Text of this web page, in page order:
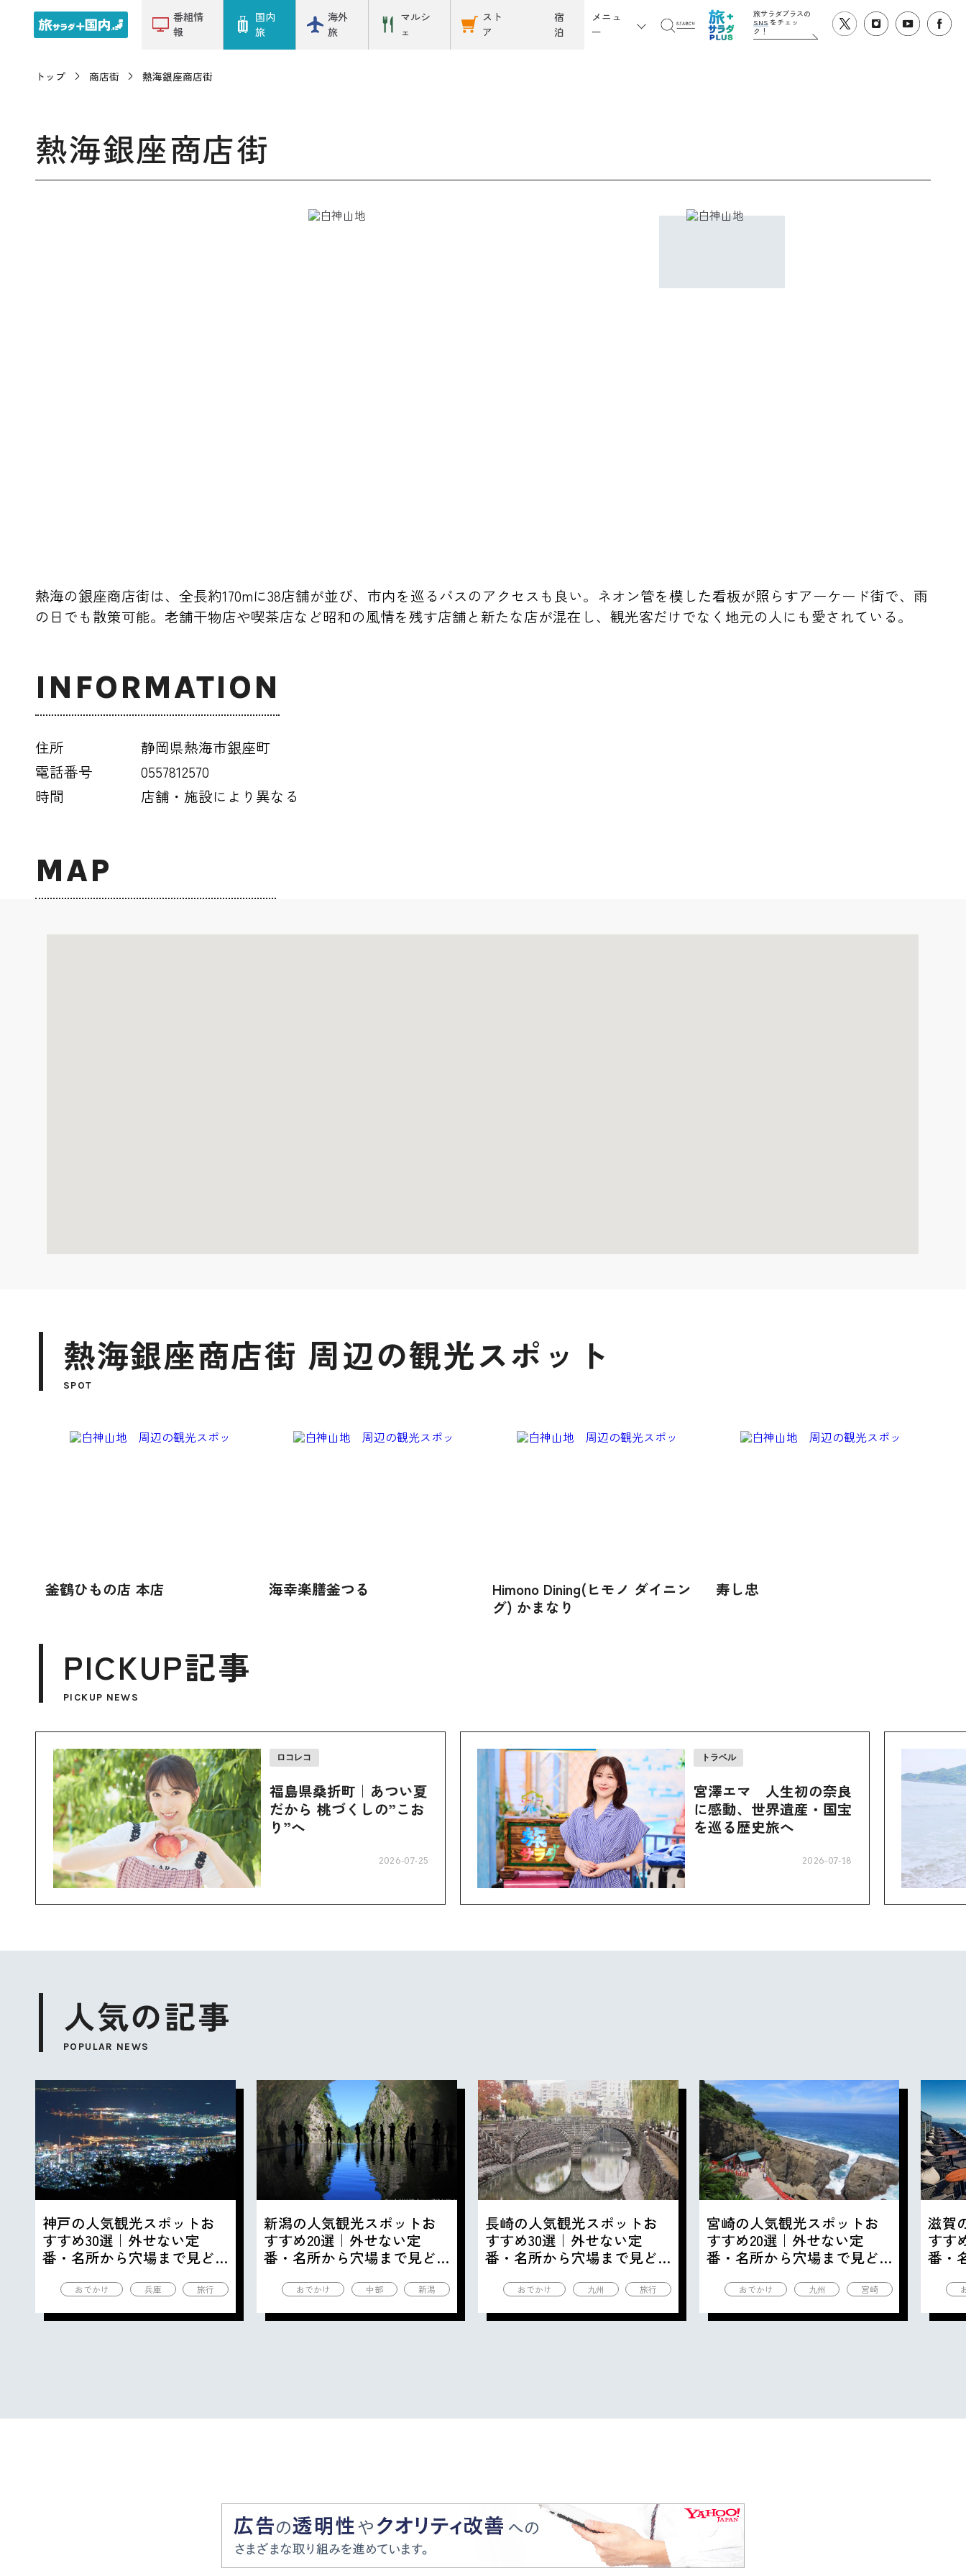
番組情
報
国内
旅
海外
旅
マルシ
ェ
スト
ア
宿
泊
メニュ
ー
旅サラダプラスの
SNSをチェッ
ク！
トップ 商店街 熱海銀座商店街
熱海銀座商店街
熱海の銀座商店街は、全長約170mに38店舗が並び、市内を巡るバスのアクセスも良い。ネオン管を模した看板が照らすアーケード街で、雨
の日でも散策可能。老舗干物店や喫茶店など昭和の風情を残す店舗と新たな店が混在し、観光客だけでなく地元の人にも愛されている。
INFORMATION
住所
静岡県熱海市銀座町
電話番号
0557812570
時間
店舗・施設により異なる
MAP
熱海銀座商店街 周辺の観光スポット
SPOT
釜鶴ひもの店 本店 海幸楽膳釜つる
Himono Dining(ヒモノ ダイニン
グ) かまなり
寿し忠
PICKUP記事
PICKUP NEWS
ロコレコ
福島県桑折町｜あつい夏
だから 桃づくしの”こお
り”へ
2026-07-25
トラベル
宮澤エマ 人生初の奈良
に感動、世界遺産・国宝
を巡る歴史旅へ
2026-07-18
人気の記事
POPULAR NEWS
神戸の人気観光スポットお
すすめ30選｜外せない定
番・名所から穴場まで見ど
おでかけ 兵庫 旅行
新潟の人気観光スポットお
すすめ20選｜外せない定
番・名所から穴場まで見ど
おでかけ 中部 新潟
長崎の人気観光スポットお
すすめ30選｜外せない定
番・名所から穴場まで見ど
おでかけ 九州 旅行
宮崎の人気観光スポットお
すすめ20選｜外せない定
番・名所から穴場まで見ど
おでかけ 九州 宮崎
滋賀
すす
番・